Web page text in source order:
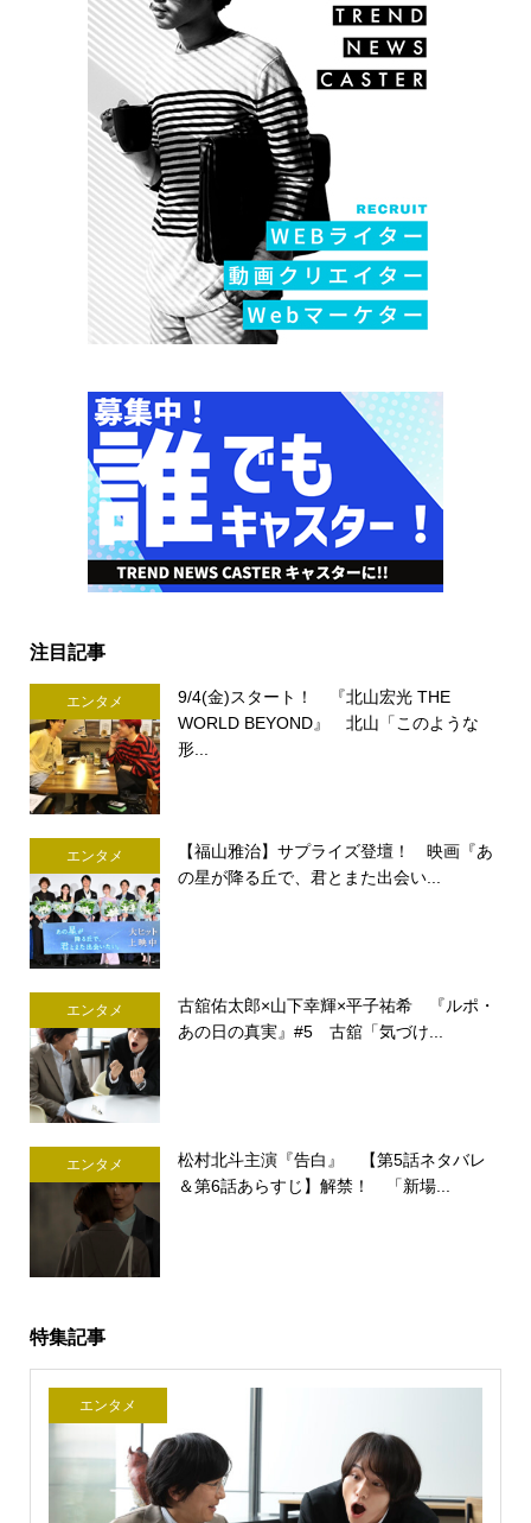
注目記事
エンタメ
9/4(金)スタート！ 『北山宏光 THE
WORLD BEYOND』 北山「このような
形...
エンタメ
【福山雅治】サプライズ登壇！ 映画『あ
の星が降る丘で、君とまた出会い...
エンタメ
古舘佑太郎×山下幸輝×平子祐希 『ルポ・
あの日の真実』#5 古舘「気づけ...
エンタメ
松村北斗主演『告白』 【第5話ネタバレ
＆第6話あらすじ】解禁！ 「新場...
特集記事
エンタメ